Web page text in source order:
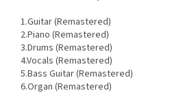
1.Guitar (Remastered)
2.Piano (Remastered)
3.Drums (Remastered)
4.Vocals (Remastered)
5.Bass Guitar (Remastered)
6.Organ (Remastered)